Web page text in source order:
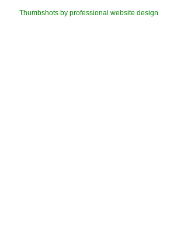
Thumbshots by professional website design